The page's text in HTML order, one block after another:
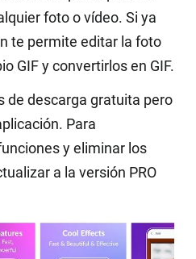
foto o vídeo. Si ya
te permite editar la foto
GIF y convertirlos en GIF.
de descarga gratuita pero
Para
y eliminar los
a la versión PRO